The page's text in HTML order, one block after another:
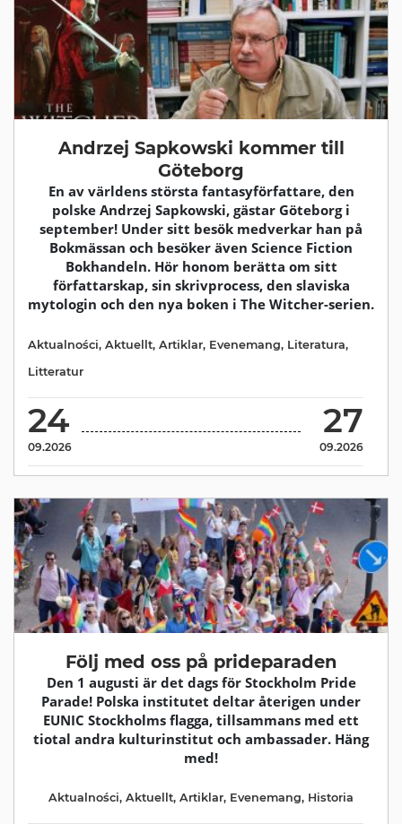
Andrzej Sapkowski kommer till
Göteborg
En av världens största fantasyförfattare, den
polske Andrzej Sapkowski, gästar Göteborg i
september! Under sitt besök medverkar han på
Bokmässan och besöker även Science Fiction
Bokhandeln. Hör honom berätta om sitt
författarskap, sin skrivprocess, den slaviska
mytologin och den nya boken i The Witcher-serien.
24
09.2026
27
09.2026
Aktualności, Aktuellt, Artiklar, Evenemang, Literatura,
Litteratur
Följ med oss på prideparaden
Den 1 augusti är det dags för Stockholm Pride
Parade! Polska institutet deltar återigen under
EUNIC Stockholms flagga, tillsammans med ett
tiotal andra kulturinstitut och ambassader. Häng
med!
Aktualności, Aktuellt, Artiklar, Evenemang, Historia